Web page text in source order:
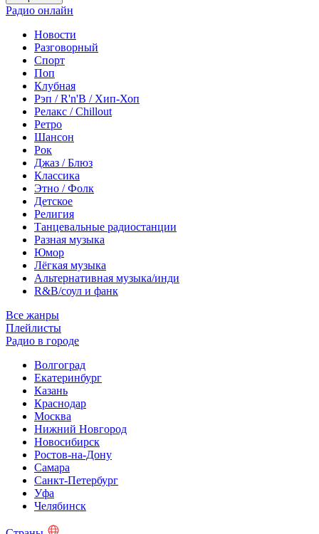
Радио онлайн
Новости
Разговорный
Спорт
Поп
Клубная
Рэп / R'n'B / Хип-Хоп
Релакс / Chillout
Ретро
Шансон
Рок
Джаз / Блюз
Классика
Этно / Фолк
Детское
Религия
Танцевальные радиостанции
Разная музыка
Юмор
Лёгкая музыка
Альтернативная музыка/инди
R&B/cоул и фанк
Все жанры
Плейлисты
Радио в городе
Волгоград
Екатеринбург
Казань
Краснодар
Москва
Нижний Новгород
Новосибирск
Ростов-на-Дону
Самара
Санкт-Петербург
Уфа
Челябинск